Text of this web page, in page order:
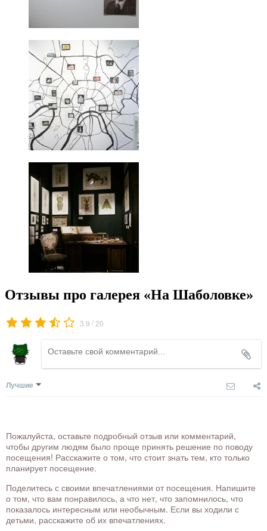
Отзывы про галерея «На Шаболовке»
3.9 /20
Лучшие
Пожалуйста, оставьте подробный отзыв или комментарий,
чтобы другим людям было проще принять решение по поводу
посещения! Расскажите о том, что стоит знать тем, кто только
планирует посещение.
Поделитесь с своими впечатлениями от посещения. Напишите
о том, что вам понравилось, а что нет, что запомнилось, что
показалось интересным или необычным. Если вы ходили с
детьми, расскажите об их впечатлениях.